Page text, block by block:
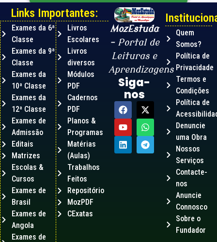
MozEstuda
– Portal de
Leituras e
Aprendizagens
Siga-
nos
Quem
Somos?
Política de
Privacidade
Termos e
Condições
Política de
Denuncie
uma Obra
Nossos
Serviços
Contacte-
nos
Anuncie
Connosco
Sobre o
Fundador
Links Importantes:
Exames da 6ª
Classe
Exames da 9ª
Classe
Exames da
10ª Classe
Exames da
12ª Classe
Exames de
Admissão
Editais
Matrizes
Escolas &
Cursos
Exames de
Brasil
Exames de
Angola
Exames de
Livros
Escolares
Livros
diversos
Módulos
PDF
Cadernos
PDF
Planos &
Programas
Matérias
(Aulas)
Trabalhos
Feitos
Repositório
MozPDF
CExatas